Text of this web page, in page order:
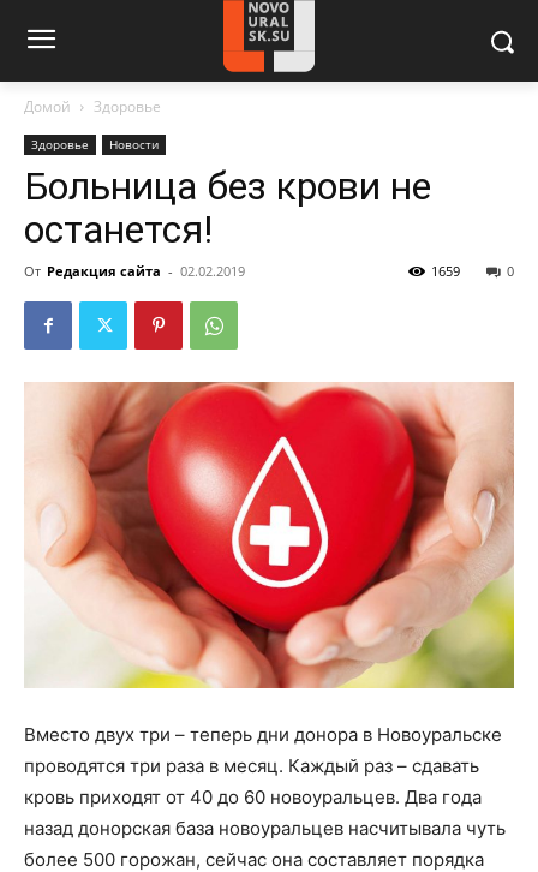
Домой Здоровье
Здоровье Новости
Больница без крови не
останется!
От Редакция сайта - 02.02.2019 0
1659
Вместо двух три – теперь дни донора в Новоуральске
проводятся три раза в месяц. Каждый раз – сдавать
кровь приходят от 40 до 60 новоуральцев. Два года
назад донорская база новоуральцев насчитывала чуть
более 500 горожан, сейчас она составляет порядка